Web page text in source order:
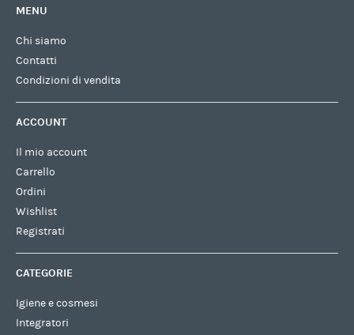
MENU
Chi siamo
Contatti
Condizioni di vendita
ACCOUNT
Il mio account
Carrello
Ordini
Wishlist
Registrati
CATEGORIE
Igiene e cosmesi
Integratori